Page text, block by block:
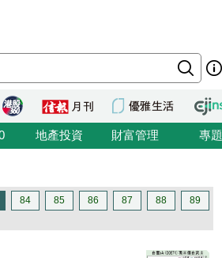
地產投資 財富管理 專題
84 85 86 87 88 89